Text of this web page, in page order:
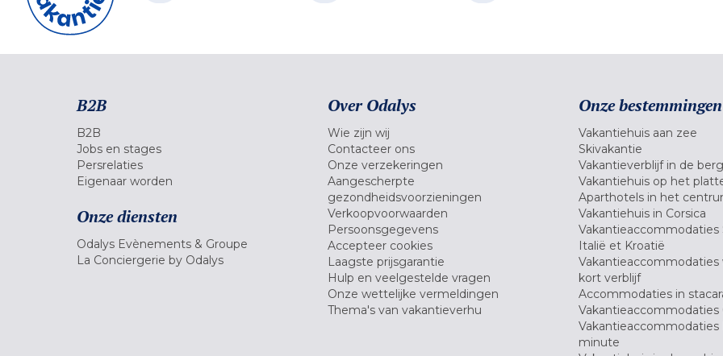
B2B
B2B
Jobs en stages
Persrelaties
Eigenaar worden
Onze diensten
Odalys Evènements & Groupe
La Conciergerie by Odalys
Over Odalys
Wie zijn wij
Contacteer ons
Onze verzekeringen
Aangescherpte
gezondheidsvoorzieningen
Verkoopvoorwaarden
Persoonsgegevens
Accepteer cookies
Laagste prijsgarantie
Hulp en veelgestelde vragen
Onze wettelijke vermeldingen
Thema's van vakantieverhu
Onze bestemmingen
Vakantiehuis aan zee
Skivakantie
Vakantieverblijf in de
Vakantiehuis op het
Aparthotels in het
Vakantiehuis in Corsica
Vakantieaccommodaties
Italië et Kroatië
Vakantieaccommodaties
kort verblijf
Accommodaties in
Vakantieaccommodaties
Vakantieaccommodaties
minute